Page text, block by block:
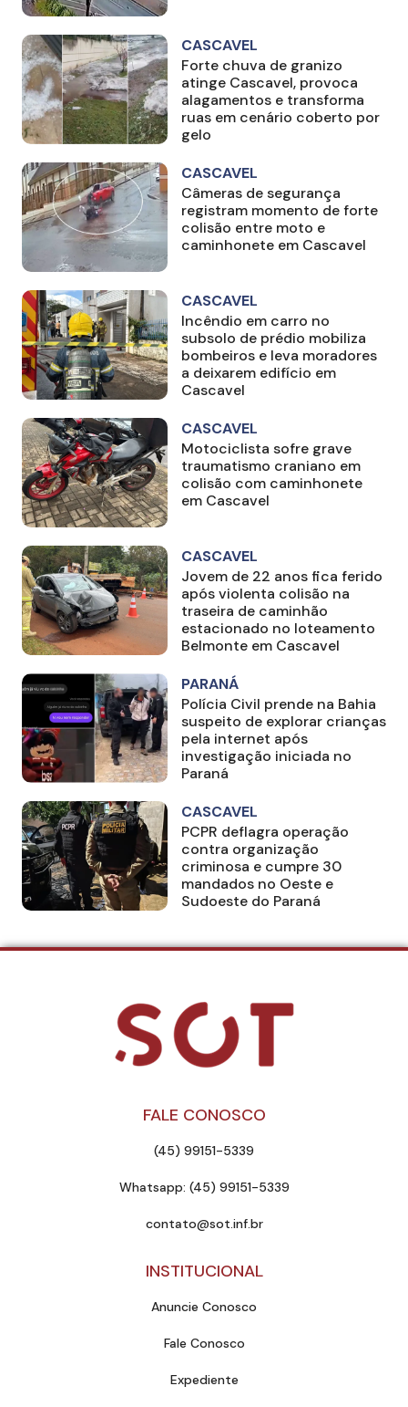
CASCAVEL
Forte chuva de granizo
atinge Cascavel, provoca
alagamentos e transforma
ruas em cenário coberto por
gelo
CASCAVEL
Câmeras de segurança
registram momento de forte
colisão entre moto e
caminhonete em Cascavel
CASCAVEL
Incêndio em carro no
subsolo de prédio mobiliza
bombeiros e leva moradores
a deixarem edifício em
Cascavel
CASCAVEL
Motociclista sofre grave
traumatismo craniano em
colisão com caminhonete
em Cascavel
CASCAVEL
Jovem de 22 anos fica ferido
após violenta colisão na
traseira de caminhão
estacionado no loteamento
Belmonte em Cascavel
PARANÁ
Polícia Civil prende na Bahia
suspeito de explorar crianças
pela internet após
investigação iniciada no
Paraná
CASCAVEL
PCPR deflagra operação
contra organização
criminosa e cumpre 30
mandados no Oeste e
Sudoeste do Paraná
FALE CONOSCO
(45) 99151-5339
Whatsapp: (45) 99151-5339
contato@sot.inf.br
INSTITUCIONAL
Anuncie Conosco
Fale Conosco
Expediente